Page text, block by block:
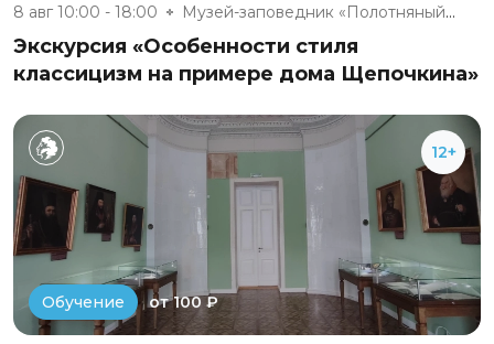
8 авг 10:00 - 18:00 Музей-заповедник «Полотняный З...
Экскурсия «Особенности стиля
классицизм на примере дома Щепочкина»
12+
Обучение от 100 ₽